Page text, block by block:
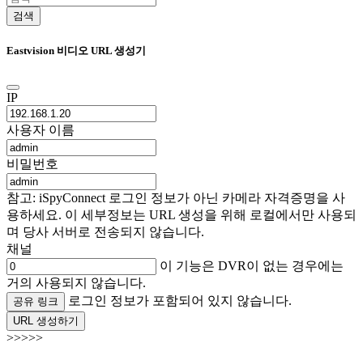
검색
Eastvision 비디오 URL 생성기
IP
사용자 이름
비밀번호
참고: iSpyConnect 로그인 정보가 아닌 카메라 자격증명을 사
용하세요. 이 세부정보는 URL 생성을 위해 로컬에서만 사용되
며 당사 서버로 전송되지 않습니다.
채널
이 기능은 DVR이 없는 경우에는
거의 사용되지 않습니다.
공유 링크 로그인 정보가 포함되어 있지 않습니다.
URL 생성하기
>>>>>